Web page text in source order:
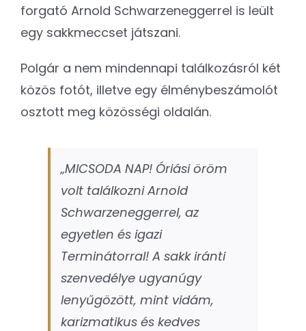
forgató Arnold Schwarzeneggerrel is leült
egy sakkmeccset játszani.
Polgár a nem mindennapi találkozásról két
közös fotót, illetve egy élménybeszámolót
osztott meg közösségi oldalán.
„MICSODA NAP! Óriási öröm
volt találkozni Arnold
Schwarzeneggerrel, az
egyetlen és igazi
Terminátorral! A sakk iránti
szenvedélye ugyanúgy
lenyűgözött, mint vidám,
karizmatikus és kedves